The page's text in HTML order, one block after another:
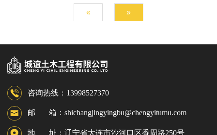
« »
咨询热线：13998527370
邮 箱：shichangjingyingbu@chengyitumu.com
地 址：辽宁省大连市沙河口区香周路250号